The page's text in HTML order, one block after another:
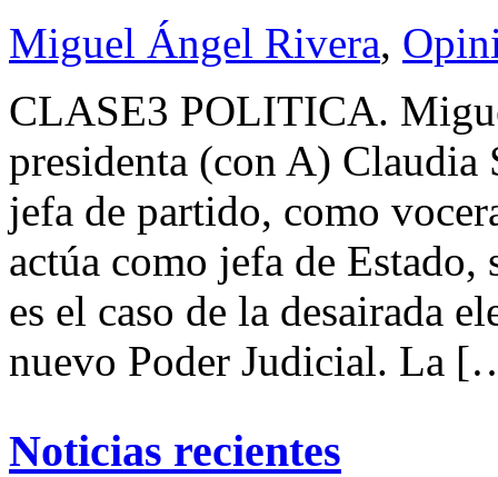
Miguel Ángel Rivera,
CLASE3 POLITICA.
presidenta (con A) Claudia
jefa de partido, como
actúa como jefa de Estado,
es el caso de la desairada
nuevo Poder Judicial. La
Noticias recientes